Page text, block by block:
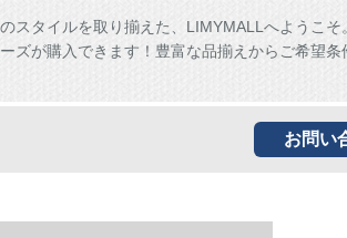
スタイルを取り揃えた、LIMYMALLへようこそ
ズが購入できます！豊富な品揃えからご希望条
お問い